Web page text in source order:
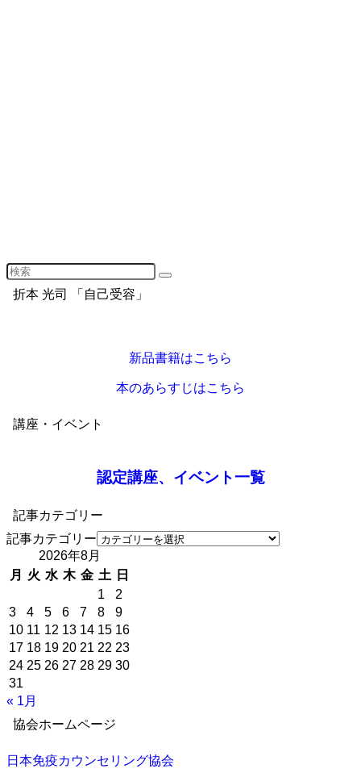
折本 光司 「自己受容」
新品書籍はこちら
本のあらすじはこちら
講座・イベント
認定講座、イベント一覧
記事カテゴリー
記事カテゴリー
2026年8月
月
火 水 木 金 土
日
1
2
3
4 5 6 7 8
9
10 11 12 13 14 15 16
17 18 19 20 21 22 23
24 25 26 27 28 29 30
31
« 1月
協会ホームページ
日本免疫カウンセリング協会